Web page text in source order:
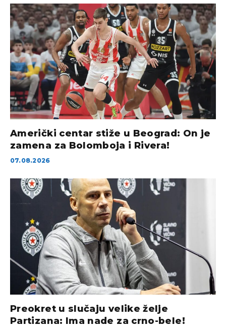
Američki centar stiže u Beograd: On je
zamena za Bolomboja i Rivera!
07.08.2026
Preokret u slučaju velike želje
Partizana: Ima nade za crno-bele!